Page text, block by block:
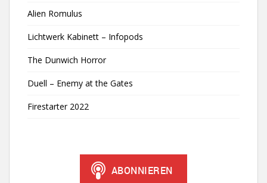
Alien Romulus
Lichtwerk Kabinett – Infopods
The Dunwich Horror
Duell – Enemy at the Gates
Firestarter 2022